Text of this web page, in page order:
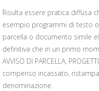
Risulta essere pratica diffusa
esempio programmi di testo
parcella o documento simile
definitiva che in un primo
AVVISO DI PARCELLA,
compenso incassato,
denominazione.